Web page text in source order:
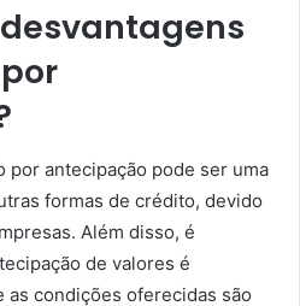
por antecipação pode ser uma
formas de crédito, devido
Além disso, é
de valores é
as condições oferecidas são